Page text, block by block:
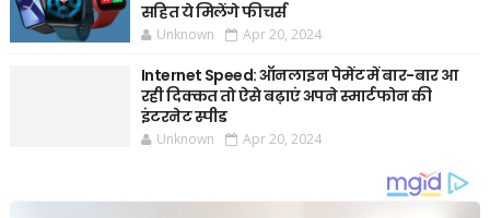
सहित ये मिलेंगे फीचर्स
Unknown Apr 20, 2024
Internet Speed: ऑनलाइन पेमेंट में बार-बार आ
रही दिक्कत तो ऐसे बढ़ाएं अपने स्मार्टफोन की
इंटरनेट स्पीड
Unknown Apr 20, 2024